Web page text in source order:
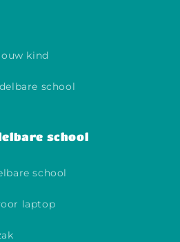
kind
school
school
school
laptop